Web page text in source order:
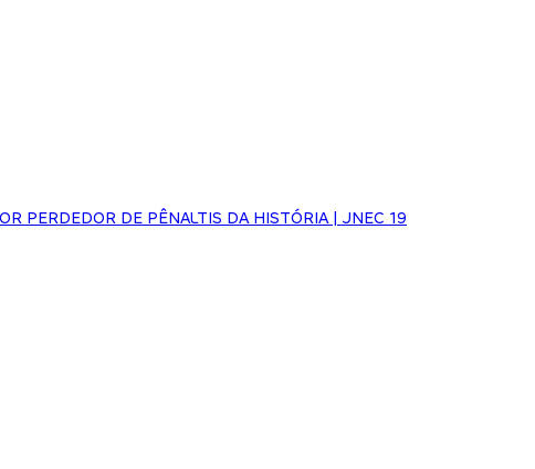
PERDEDOR DE PÊNALTIS DA HISTÓRIA | JNEC 19